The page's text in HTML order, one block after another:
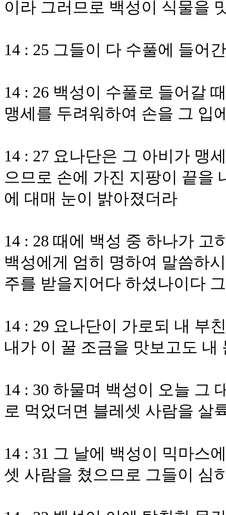
이라 그러므로 백성이 식물을
14 : 25 그들이 다 수풀에 들어
14 : 26 백성이 수풀로 들어갈
맹세를 두려워하여 손을 그 입
14 : 27 요나단은 그 아비가 맹
으므로 손에 가진 지팡이 끝을
에 대매 눈이 밝아졌더라
14 : 28 때에 백성 중 하나가 고
백성에게 엄히 명하여 말씀하
주를 받을지어다 하셨나이다
14 : 29 요나단이 가로되 내 부
내가 이 꿀 조금을 맛보고도 내
14 : 30 하물며 백성이 오늘 그
로 먹었더면 블레셋 사람을 살
14 : 31 그 날에 백성이 믹마스
셋 사람을 쳤으므로 그들이 심